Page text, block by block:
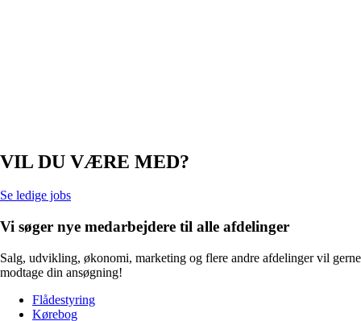
VIL DU VÆRE MED?
Se ledige jobs
Vi søger nye medarbejdere til alle afdelinger
Salg, udvikling, økonomi, marketing og flere andre afdelinger vil gerne
modtage din ansøgning!
Flådestyring
Kørebog